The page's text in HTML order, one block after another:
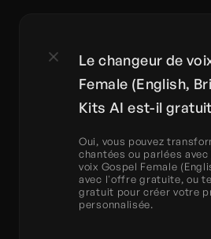
Le changeur de
Female (English,
Kits AI est-il
Oui, vous pouvez
chantées ou parlées
voix Gospel Female
avec l'offre gratuite, ou
gratuit pour créer votre
personnalisée.